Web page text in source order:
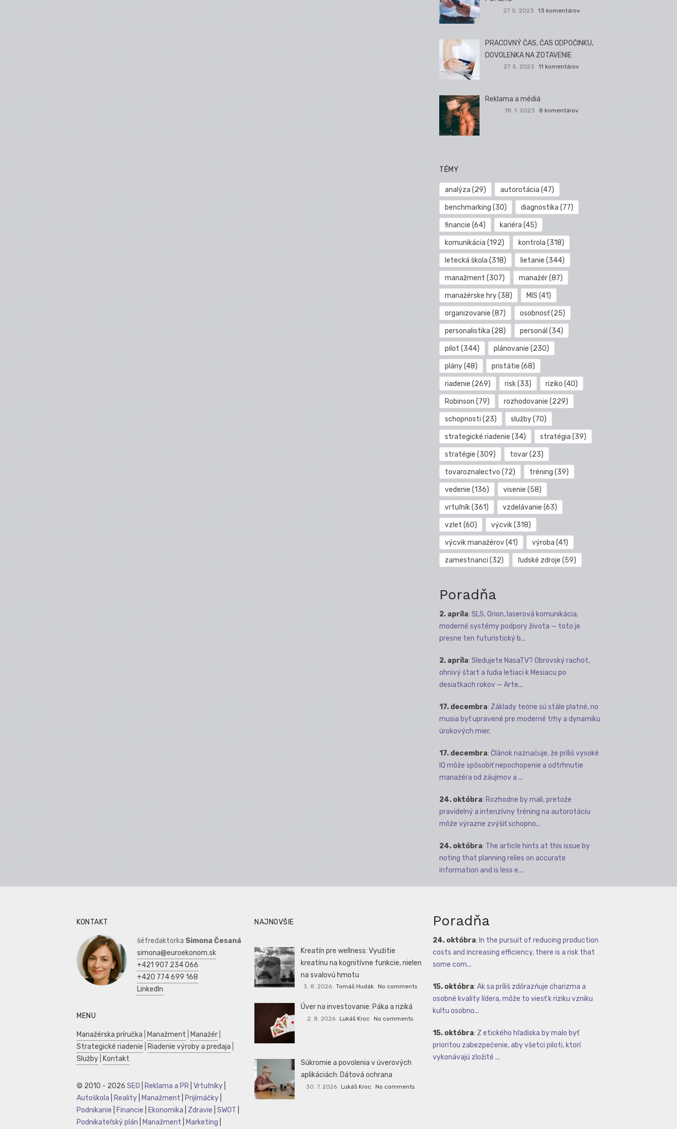
27. 5. 2023 13 komentárov
PRACOVNÝ ČAS, ČAS ODPOČINKU,
DOVOLENKA NA ZOTAVENIE
27. 5. 2023 11 komentárov
Reklama a médiá
18. 1. 2023 8 komentárov
TÉMY
analýza (29) autorotácia (47)
benchmarking (30) diagnostika (77)
financie (64) kariéra (45)
komunikácia (192) kontrola (318)
letecká škola (318) lietanie (344)
manažment (307) manažér(87)
manažérske hry(38) MIS (41)
organizovanie (87) osobnosť(25)
personalistika (28) personál (34)
pilot (344) plánovanie (230)
plány(48) pristátie (68)
riadenie (269) risk(33) riziko (40)
Robinson (79) rozhodovanie (229)
schopnosti (23) služby(70)
strategické riadenie (34) stratégia (39)
stratégie (309) tovar(23)
tovaroznalectvo (72) tréning (39)
vedenie (136) visenie (58)
vrtuľník(361) vzdelávanie (63)
vzlet (60) výcvik(318)
výcvik manažérov(41) výroba (41)
zamestnanci (32) ľudské zdroje (59)
Poradňa
2. apríla: SLS, Orion, laserová komunikácia,
moderné systémy podpory života — toto je
presne ten futuristický b...
2. apríla: Sledujete NasaTV? Obrovský rachot,
ohnivý štart a ľudia letiaci k Mesiacu po
desiatkach rokov — Arte...
17. decembra: Základy teórie sú stále platné, no
musia byť upravené pre moderné trhy a dynamiku
úrokových mier.
17. decembra: Článok naznačuje, že príliš vysoké
IQ môže spôsobiť nepochopenie a odtrhnutie
manažéra od záujmov a ...
24. októbra: Rozhodne by mali, pretože
pravidelný a intenzívny tréning na autorotáciu
môže výrazne zvýšiť schopno...
24. októbra: The article hints at this issue by
noting that planning relies on accurate
information and is less e...
KONTAKT
šéfredaktorka Simona Česaná
simona@euroekonom.sk
+421 907 234 066
+420 774 699 168
LinkedIn
MENU
Manažérska príručka Manažment Manažér
Strategické riadenie
Riadenie výroby a predaja
Služby
Kontakt
© 2010 - 2026 SEO Reklama a PR Vrtuľníky
Autoškola
Reality Manažment Prijímáčky
Podnikanie
Financie Ekonomika Zdravie SWOT
Podnikateľský plán
Manažment Marketing
NAJNOVŠIE
Kreatín pre wellness: Využitie
kreatínu na kognitívne funkcie, nielen
na svalovú hmotu
3. 8. 2026 Tomáš Hudák No comments
Úver na investovanie: Páka a riziká
2. 8. 2026 Lukáš Kroc No comments
Súkromie a povolenia v úverových
aplikáciách: Dátová ochrana
30. 7. 2026 Lukáš Kroc No comments
Poradňa
24. októbra: In the pursuit of reducing production
costs and increasing efficiency, there is a risk that
some com...
15. októbra: Ak sa príliš zdôrazňuje charizma a
osobné kvality lídera, môže to viesť k riziku vzniku
kultu osobno...
15. októbra: Z etického hľadiska by malo byť
prioritou zabezpečenie, aby všetci piloti, ktorí
vykonávajú zložité ...